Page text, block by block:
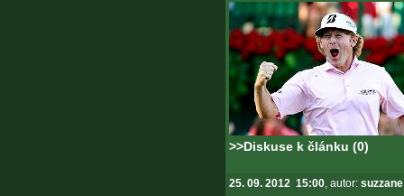
>>Diskuse k článku (0)
25. 09. 2012 15:00, autor: suzzane